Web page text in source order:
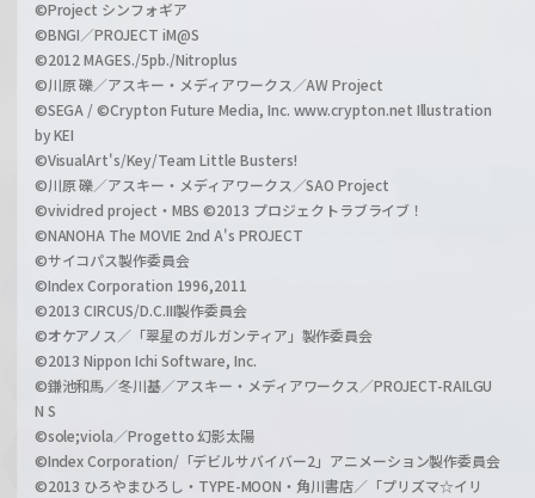
©Project シンフォギア
©BNGI／PROJECT iM@S
©2012 MAGES./5pb./Nitroplus
©川原 礫／アスキー・メディアワークス／AW Project
©SEGA / ©Crypton Future Media, Inc. www.crypton.net Illustration
by KEI
©VisualArt's/Key/Team Little Busters!
©川原 礫／アスキー・メディアワークス／SAO Project
©vividred project・MBS ©2013 プロジェクトラブライブ！
©NANOHA The MOVIE 2nd A's PROJECT
©サイコパス製作委員会
©Index Corporation 1996,2011
©2013 CIRCUS/D.C.III製作委員会
©オケアノス／「翠星のガルガンティア」製作委員会
©2013 Nippon Ichi Software, Inc.
©鎌池和馬／冬川基／アスキー・メディアワークス／PROJECT-RAILGU
N S
©sole;viola／Progetto 幻影太陽
©Index Corporation/「デビルサバイバー2」アニメーション製作委員会
©2013 ひろやまひろし・TYPE-MOON・角川書店／「プリズマ☆イリ